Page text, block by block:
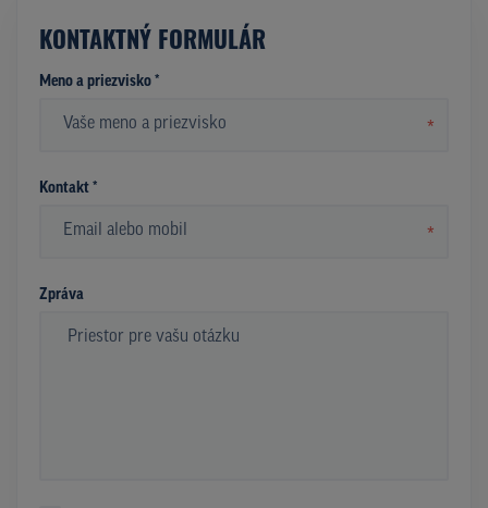
KONTAKTNÝ FORMULÁR
Meno a priezvisko *
*
Kontakt *
*
Zpráva